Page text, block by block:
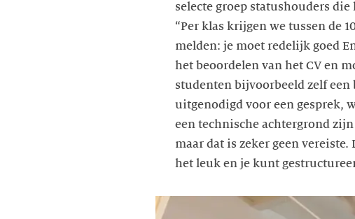
selecte groep statushouders
“Per klas krijgen we tussen de
melden: je moet redelijk goed
het beoordelen van het CV en
studenten bijvoorbeeld zelf een
uitgenodigd voor een gesprek,
een technische achtergrond
maar dat is zeker geen
het leuk en je kunt